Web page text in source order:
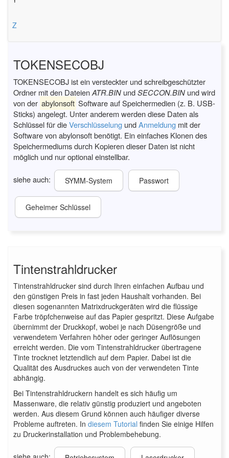
Z
TOKENSECOBJ
TOKENSECOBJ ist ein versteckter und schreibgeschützter
Ordner mit den DateienATR.BIN undSECCON.BIN und wird
von der abylonsoft Software auf Speichermedien (z. B. USB-
Sticks) angelegt. Unter anderem werden diese Daten als
Schlüssel für dieVerschlüsselung undAnmeldung mit der
Software von abylonsoft benötigt. Ein einfaches Klonen des
Speichermediums durch Kopieren dieser Daten ist nicht
möglich und nur optional einstellbar.
siehe auch: SYMM-System Passwort
Geheimer Schlüssel
Tintenstrahldrucker
Tintenstrahldrucker sind durch Ihren einfachen Aufbau und
den günstigen Preis in fast jeden Haushalt vorhanden. Bei
diesen sogenannten Matrixdruckgeräten wird die flüssige
Farbe tröpfchenweise auf das Papier gespritzt. Diese Aufgabe
übernimmt der Druckkopf, wobei je nach Düsengröße und
verwendetem Verfahren höher oder geringer Auflösungen
erreicht werden. Die vom Tintenstrahldrucker übertragene
Tinte trocknet letztendlich auf dem Papier. Dabei ist die
Qualität des Ausdruckes auch von der verwendeten Tinte
abhängig.
Bei Tintenstrahldruckern handelt es sich häufig um
Massenware, die relativ günstig produziert und angeboten
werden. Aus diesem Grund können auch häufiger diverse
Probleme auftreten. In diesem Tutorial finden Sie einige Hilfen
zu Druckerinstallation und Problembehebung.